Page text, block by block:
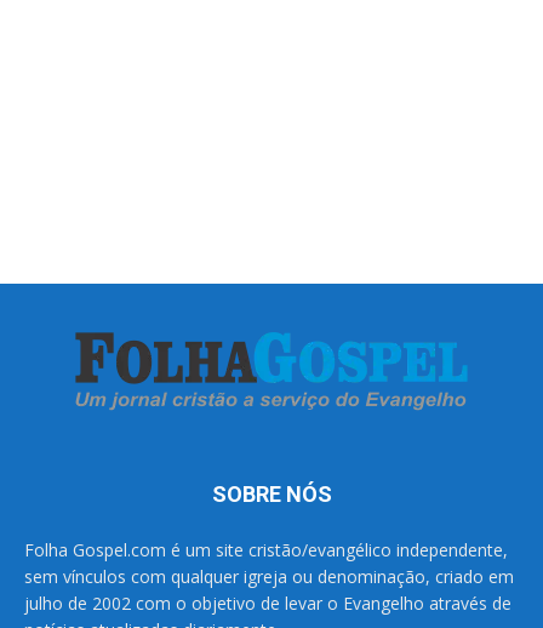
SOBRE NÓS
Folha Gospel.com é um site cristão/evangélico independente,
sem vínculos com qualquer igreja ou denominação, criado em
julho de 2002 com o objetivo de levar o Evangelho através de